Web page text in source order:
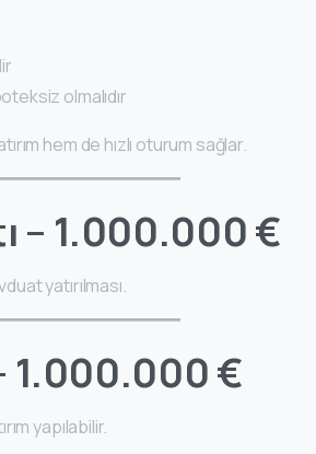
olmalıdır
hem de hızlı oturum sağlar.
– 1.000.000 €
yatırılması.
1.000.000 €
yapılabilir.